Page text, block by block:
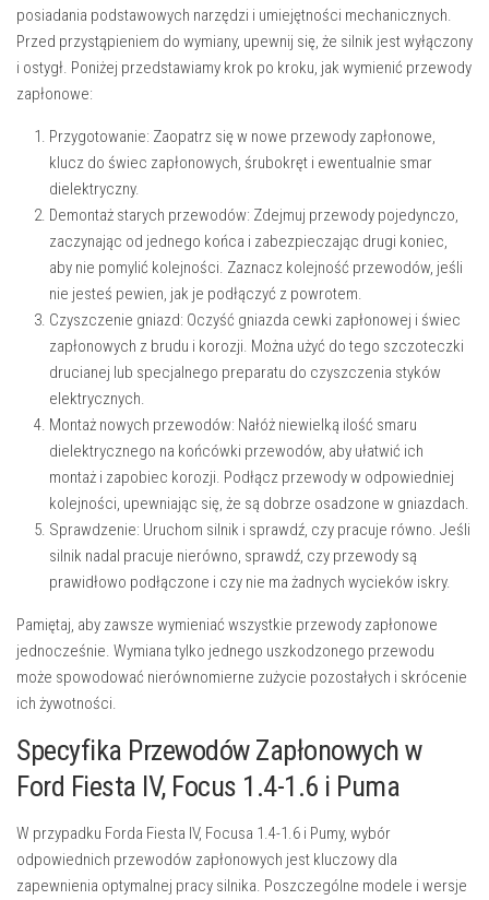
posiadania podstawowych narzędzi i umiejętności mechanicznych.
Przed przystąpieniem do wymiany, upewnij się, że silnik jest wyłączony
i ostygł. Poniżej przedstawiamy krok po kroku, jak wymienić przewody
zapłonowe:
Przygotowanie: Zaopatrz się w nowe przewody zapłonowe,
klucz do świec zapłonowych, śrubokręt i ewentualnie smar
dielektryczny.
Demontaż starych przewodów: Zdejmuj przewody pojedynczo,
zaczynając od jednego końca i zabezpieczając drugi koniec,
aby nie pomylić kolejności. Zaznacz kolejność przewodów, jeśli
nie jesteś pewien, jak je podłączyć z powrotem.
Czyszczenie gniazd: Oczyść gniazda cewki zapłonowej i świec
zapłonowych z brudu i korozji. Można użyć do tego szczoteczki
drucianej lub specjalnego preparatu do czyszczenia styków
elektrycznych.
Montaż nowych przewodów: Nałóż niewielką ilość smaru
dielektrycznego na końcówki przewodów, aby ułatwić ich
montaż i zapobiec korozji. Podłącz przewody w odpowiedniej
kolejności, upewniając się, że są dobrze osadzone w gniazdach.
Sprawdzenie: Uruchom silnik i sprawdź, czy pracuje równo. Jeśli
silnik nadal pracuje nierówno, sprawdź, czy przewody są
prawidłowo podłączone i czy nie ma żadnych wycieków iskry.
Pamiętaj, aby zawsze wymieniać wszystkie przewody zapłonowe
jednocześnie. Wymiana tylko jednego uszkodzonego przewodu
może spowodować nierównomierne zużycie pozostałych i skrócenie
ich żywotności.
Specyfika Przewodów Zapłonowych w
Ford Fiesta IV, Focus 1.4-1.6 i Puma
W przypadku Forda Fiesta IV, Focusa 1.4-1.6 i Pumy, wybór
odpowiednich przewodów zapłonowych jest kluczowy dla
zapewnienia optymalnej pracy silnika. Poszczególne modele i wersje